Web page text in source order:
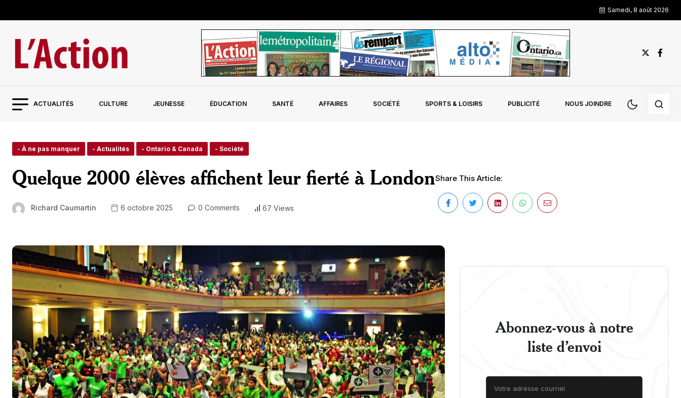
Samedi, 8 août 2026
ACTUALITÉS CULTURE JEUNESSE ÉDUCATION SANTÉ AFFAIRES SOCIÉTÉ SPORTS & LOISIRS PUBLICITÉ NOUS JOINDRE
- À ne pas manquer - Actualités - Ontario & Canada - Société
Quelque 2000 élèves affichent leur fierté à London
Richard Caumartin 6 octobre 2025 0 Comments 67 Views
Share This Article:
Abonnez-vous à notre
liste d’envoi